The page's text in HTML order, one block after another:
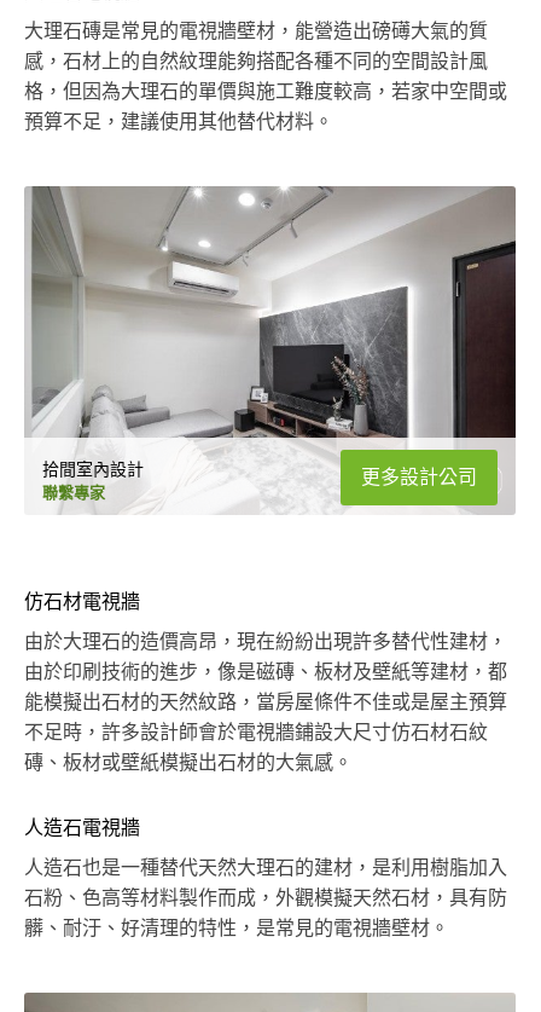
大理石磚是常見的電視牆壁材，能營造出磅礡大氣的質
感，石材上的自然紋理能夠搭配各種不同的空間設計風
格，但因為大理石的單價與施工難度較高，若家中空間或
預算不足，建議使用其他替代材料。
拾間室內設計
聯繫專家
更多設計公司
仿石材電視牆
由於大理石的造價高昂，現在紛紛出現許多替代性建材，
由於印刷技術的進步，像是磁磚、板材及壁紙等建材，都
能模擬出石材的天然紋路，當房屋條件不佳或是屋主預算
不足時，許多設計師會於電視牆鋪設大尺寸仿石材石紋
磚、板材或壁紙模擬出石材的大氣感。
人造石電視牆
人造石也是一種替代天然大理石的建材，是利用樹脂加入
石粉、色高等材料製作而成，外觀模擬天然石材，具有防
髒、耐汙、好清理的特性，是常見的電視牆壁材。